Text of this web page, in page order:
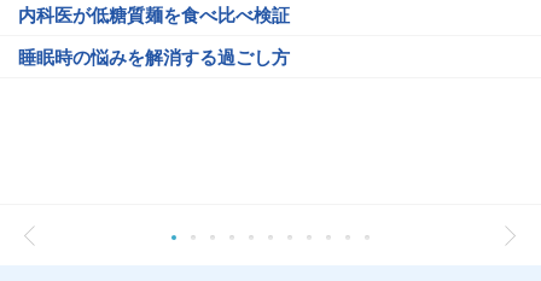
内科医が低糖質麺を食べ比べ検証
睡眠時の悩みを解消する過ごし方